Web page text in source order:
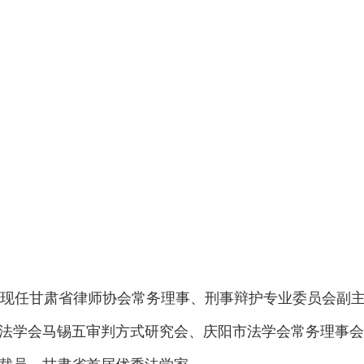
任甘肃省律师协会常务理事、刑事辩护专业委员会副
学会马锡五审判方式研究会、庆阳市法学会常务理事